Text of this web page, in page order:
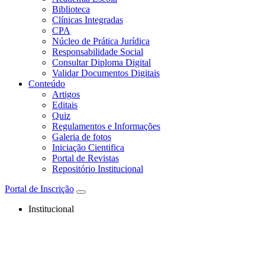
Biblioteca
Clínicas Integradas
CPA
Núcleo de Prática Jurídica
Responsabilidade Social
Consultar Diploma Digital
Validar Documentos Digitais
Conteúdo
Artigos
Editais
Quiz
Regulamentos e Informações
Galeria de fotos
Iniciação Cientifica
Portal de Revistas
Repositório Institucional
Portal de Inscrição
Institucional